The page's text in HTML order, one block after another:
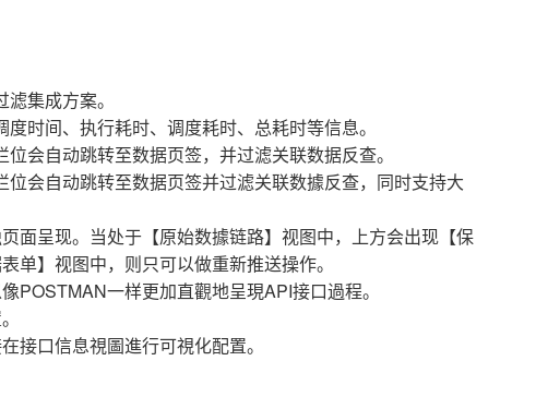
集成方案。
时间、执行耗时、调度耗时、总耗时等信息。
会自动跳转至数据页签，并过滤关联数据反查。
会自动跳转至数据页签并过滤关联数據反查，同时支持大
面呈现。当处于【原始数據链路】视图中，上方会出现【保
单】视图中，则只可以做重新推送操作。
POSTMAN一样更加直觀地呈現API接口過程。
接口信息視圖進行可視化配置。